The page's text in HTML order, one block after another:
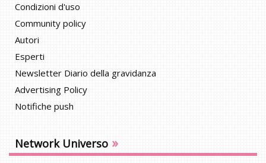
Condizioni d'uso
Community policy
Autori
Esperti
Newsletter Diario della gravidanza
Advertising Policy
Notifiche push
Network Universo »